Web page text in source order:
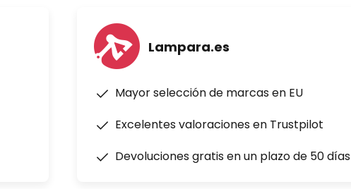
Lampara.es
Mayor selección de marcas en EU
Excelentes valoraciones en Trustpilot
Devoluciones gratis en un plazo de 50 días